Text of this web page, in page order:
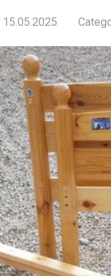
15.05.2025